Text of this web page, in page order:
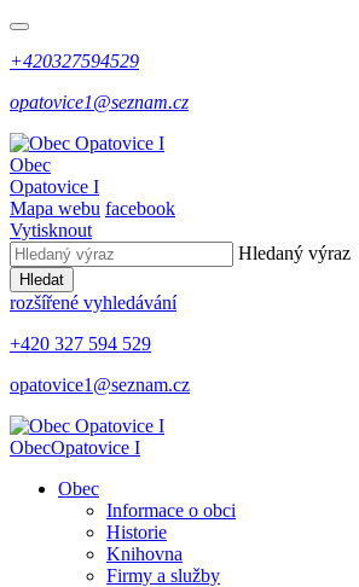
+420327594529
opatovice1@seznam.cz
Obec
Opatovice I
Mapa webu facebook
Vytisknout
Hledaný výraz
Hledat
rozšířené vyhledávání
+420 327 594 529
opatovice1@seznam.cz
ObecOpatovice I
Obec
Informace o obci
Historie
Knihovna
Firmy a služby